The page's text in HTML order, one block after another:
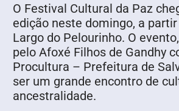
O Festival Cultural da Paz
edição neste domingo, a
Largo do Pelourinho. O
pelo Afoxé Filhos de Gandhy
Procultura – Prefeitura de
ser um grande encontro de
ancestralidade.